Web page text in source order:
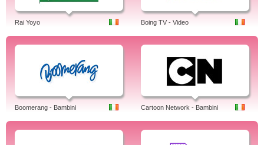
Rai Yoyo Boing TV - Video
Boomerang - Bambini Cartoon Network - Bambini